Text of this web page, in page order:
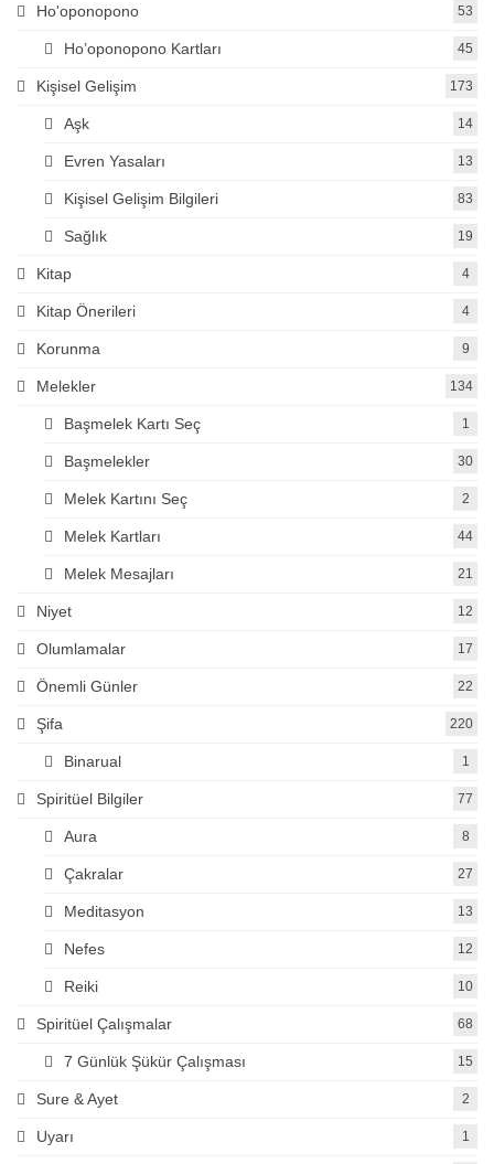
Ho'oponopono 53
Ho’oponopono Kartları 45
Kişisel Gelişim 173
Aşk 14
Evren Yasaları 13
Kişisel Gelişim Bilgileri 83
Sağlık 19
Kitap 4
Kitap Önerileri 4
Korunma 9
Melekler 134
Başmelek Kartı Seç 1
Başmelekler 30
Melek Kartını Seç 2
Melek Kartları 44
Melek Mesajları 21
Niyet 12
Olumlamalar 17
Önemli Günler 22
Şifa 220
Binarual 1
Spiritüel Bilgiler 77
Aura 8
Çakralar 27
Meditasyon 13
Nefes 12
Reiki 10
Spiritüel Çalışmalar 68
7 Günlük Şükür Çalışması 15
Sure & Ayet 2
Uyarı 1